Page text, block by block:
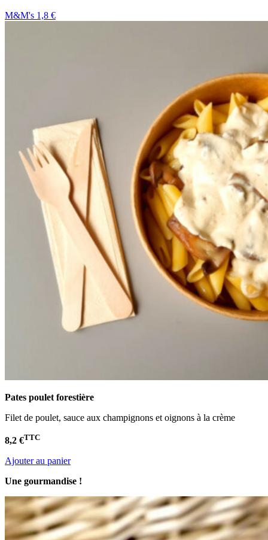
M&M's 1,8 €
Pates poulet forestière
Filet de poulet, sauce aux champignons et oignons à la crème
8,2 €TTC
Ajouter au panier
Une gourmandise !